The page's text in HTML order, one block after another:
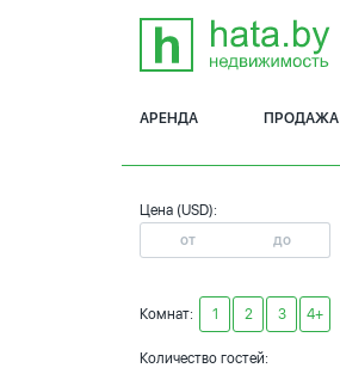
АРЕНДА ПРОДАЖА
Цена (USD):
Комнат: 1 2 3 4+
Количество гостей: